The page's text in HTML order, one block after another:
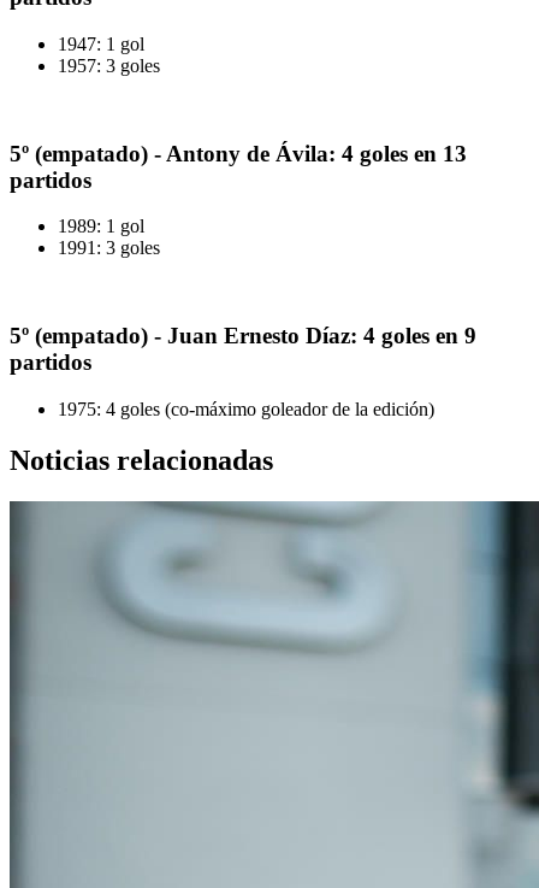
1947: 1 gol
1957: 3 goles
5º (empatado) - Antony de Ávila: 4 goles en 13
partidos
1989: 1 gol
1991: 3 goles
5º (empatado) - Juan Ernesto Díaz: 4 goles en 9
partidos
1975: 4 goles (co-máximo goleador de la edición)
Noticias relacionadas